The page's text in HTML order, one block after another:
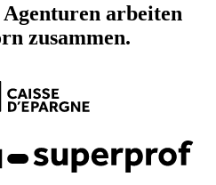
arbeiten
zusammen.